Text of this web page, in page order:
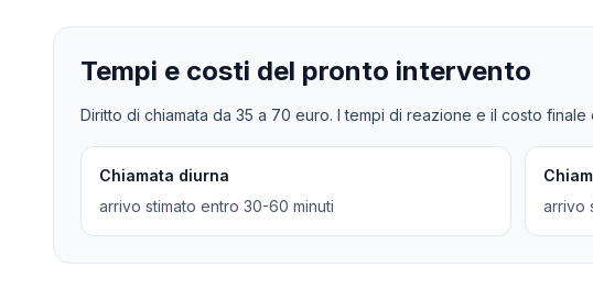
Tempi e costi del pronto intervento
Diritto di chiamata da 35 a 70 euro. I tempi di reazione e il costo
Chiamata diurna
arrivo stimato entro 30-60 minuti
arrivo